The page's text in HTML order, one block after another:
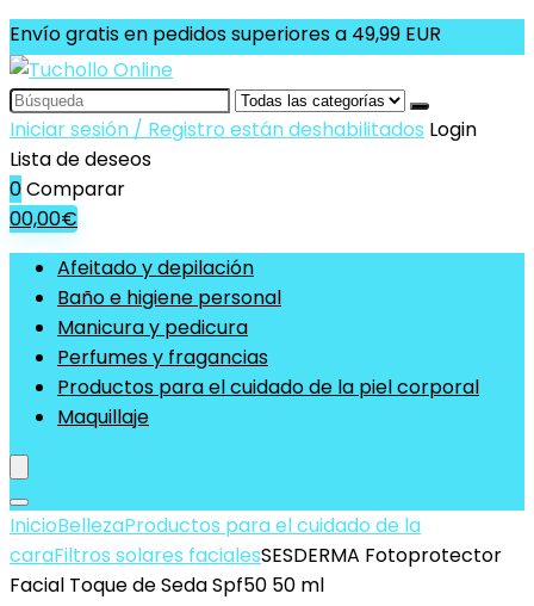
Envío gratis en pedidos superiores a 49,99 EUR
Search
for:
Iniciar sesión / Registro están deshabilitados Login
Lista de deseos
0Comparar
00,00€
Afeitado y depilación
Baño e higiene personal
Manicura y pedicura
Perfumes y fragancias
Productos para el cuidado de la piel corporal
Maquillaje
InicioBellezaProductos para el cuidado de la
caraFiltros solares facialesSESDERMA Fotoprotector
Facial Toque de Seda Spf50 50 ml